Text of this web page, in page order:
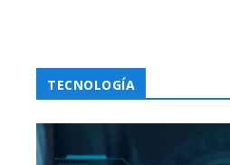
TECNOLOGÍA